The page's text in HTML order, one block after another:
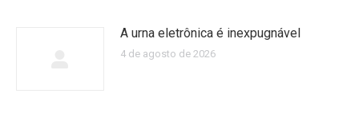
A urna eletrônica é inexpugnável
4 de agosto de 2026